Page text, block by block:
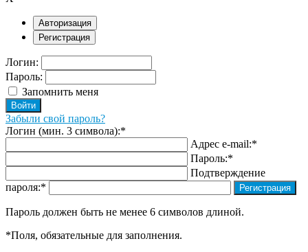
Авторизация
Регистрация
Логин:
Пароль:
Запомнить меня
Забыли свой пароль?
Логин (мин. 3 символа):*
Адрес e-mail:*
Пароль:*
Подтверждение
пароля:*
Пароль должен быть не менее 6 символов длиной.
*Поля, обязательные для заполнения.